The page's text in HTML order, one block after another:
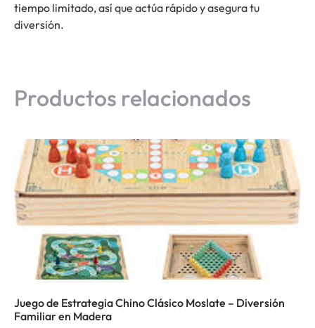
tiempo limitado, así que actúa rápido y asegura tu
diversión.
Productos relacionados
Juego de Estrategia Chino Clásico Moslate – Diversión
Familiar en Madera